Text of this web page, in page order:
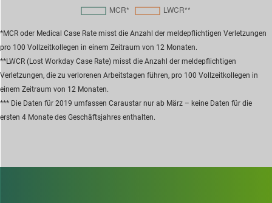
*MCR oder Medical Case Rate misst die Anzahl der meldepflichtigen Verletzungen
pro 100 Vollzeitkollegen in einem Zeitraum von 12 Monaten.
**LWCR (Lost Workday Case Rate) misst die Anzahl der meldepflichtigen
Verletzungen, die zu verlorenen Arbeitstagen führen, pro 100 Vollzeitkollegen in
einem Zeitraum von 12 Monaten.
*** Die Daten für 2019 umfassen Caraustar nur ab März – keine Daten für die
ersten 4 Monate des Geschäftsjahres enthalten.